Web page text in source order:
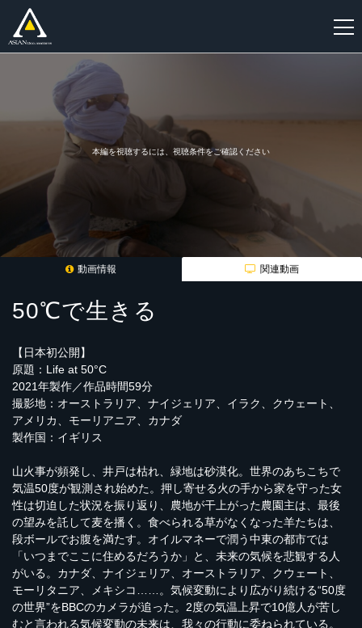
本編を視聴するには、視聴条件をご確認ください
動画情報 関連動画
50℃で生きる
【日本初公開】
原題：Life at 50°C
2021年製作／作品時間59分
撮影地：オーストラリア、ナイジェリア、イラク、クウェート、
アメリカ、モーリアニア、カナダ
製作国：イギリス
山火事が頻発し、井戸は枯れ、緑地は砂漠化。世界のあちこちで
気温50度が観測され始めた。押し寄せる火の手から家を守った女
性は切迫した状況を振り返り、農地が干上がった農園主は、最後
の望みを託して麦を播く。食べられる草がなくなった羊たちは、
段ボールでお腹を満たす。オイルマネーで潤う中東の都市では
「いつまでここに住めるだろうか」と、未来の気候を悲観する人
がいる。カナダ、ナイジェリア、オーストラリア、クウェート、
モーリタニア、メキシコ……。気候変動により広がり続ける“50度
の世界”をBBCのカメラが追った。2度の気温上昇で10億人が苦し
むと言われる気候変動の未来は、我々の行動に委ねられている。